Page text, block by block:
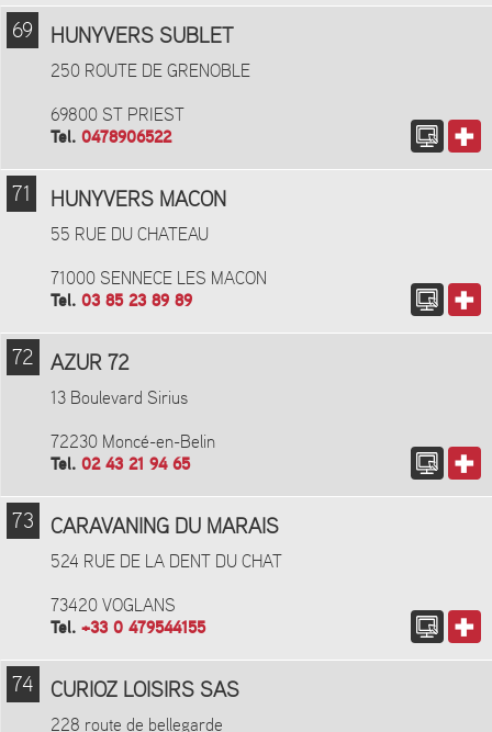
69 HUNYVERS SUBLET
250 ROUTE DE GRENOBLE
69800 ST PRIEST
Tel. 0478906522
71 HUNYVERS MACON
55 RUE DU CHATEAU
71000 SENNECE LES MACON
Tel. 03 85 23 89 89
72 AZUR 72
13 Boulevard Sirius
72230 Moncé-en-Belin
Tel. 02 43 21 94 65
73 CARAVANING DU MARAIS
524 RUE DE LA DENT DU CHAT
73420 VOGLANS
Tel. +33 0 479544155
74 CURIOZ LOISIRS SAS
228 route de bellegarde